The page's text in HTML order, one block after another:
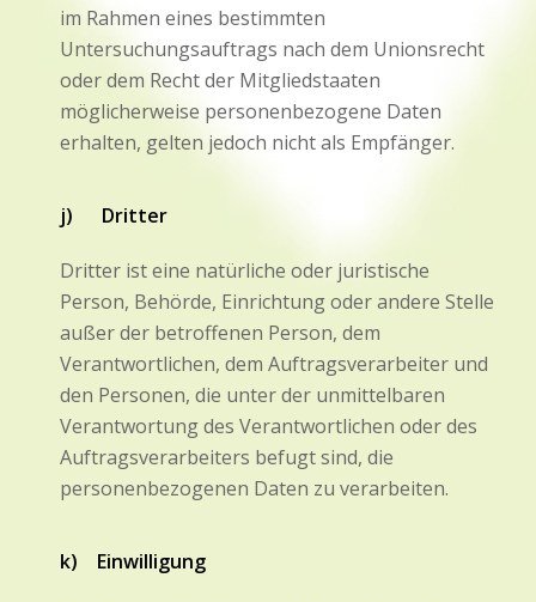
im Rahmen eines bestimmten
Untersuchungsauftrags nach dem Unionsrecht
oder dem Recht der Mitgliedstaaten
möglicherweise personenbezogene Daten
erhalten, gelten jedoch nicht als Empfänger.
j) Dritter
Dritter ist eine natürliche oder juristische
Person, Behörde, Einrichtung oder andere Stelle
außer der betroffenen Person, dem
Verantwortlichen, dem Auftragsverarbeiter und
den Personen, die unter der unmittelbaren
Verantwortung des Verantwortlichen oder des
Auftragsverarbeiters befugt sind, die
personenbezogenen Daten zu verarbeiten.
k) Einwilligung